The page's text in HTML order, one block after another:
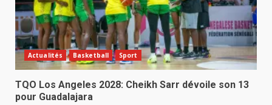
Actualités Basketball Sport
TQO Los Angeles 2028: Cheikh Sarr dévoile son 13
pour Guadalajara